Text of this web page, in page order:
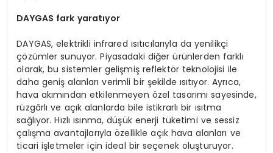
DAYGAS fark yaratıyor
DAYGAS, elektrikli infrared ısıtıcılarıyla da yenilikçi
çözümler sunuyor. Piyasadaki diğer ürünlerden farklı
olarak, bu sistemler gelişmiş reflektör teknolojisi ile
daha geniş alanları verimli bir şekilde ısıtıyor. Ayrıca,
hava akımından etkilenmeyen özel tasarımı sayesinde,
rüzgârlı ve açık alanlarda bile istikrarlı bir ısıtma
sağlıyor. Hızlı ısınma, düşük enerji tüketimi ve sessiz
çalışma avantajlarıyla özellikle açık hava alanları ve
ticari işletmeler için ideal bir seçenek oluşturuyor.